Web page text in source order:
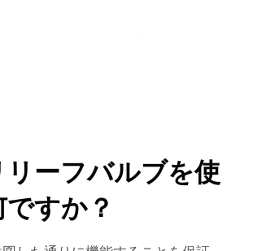
ーフバルブを使
すか？